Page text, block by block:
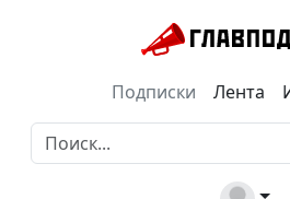
Подписки Лента